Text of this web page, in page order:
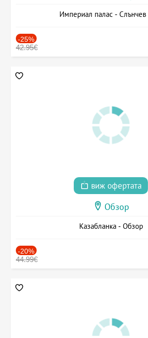
Империал палас - Слънчев
-25%
42.95€
виж офертата
Обзор
Казабланка - Обзор
-20%
44.99€